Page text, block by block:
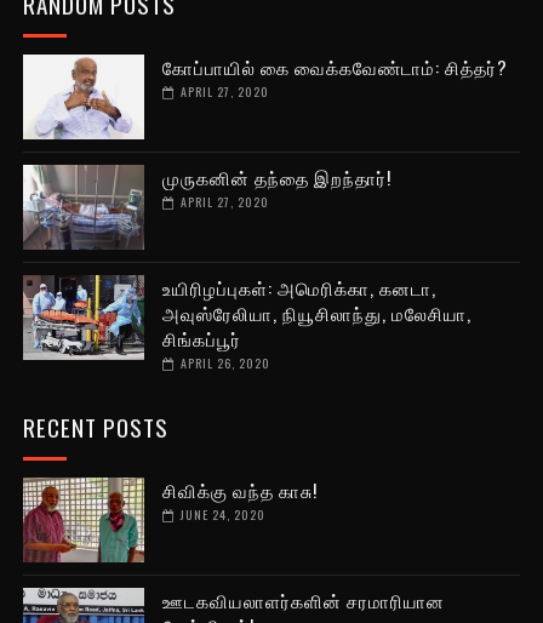
கோப்பாயில் கை வைக்கவேண்டாம்: சித்தர்?
APRIL 27, 2020
முருகனின் தந்தை இறந்தார்!
APRIL 27, 2020
உயிரிழப்புகள்: அமெரிக்கா, கனடா,
அவுஸ்ரேலியா, நியூசிலாந்து, மலேசியா,
சிங்கப்பூர்
APRIL 26, 2020
RECENT POSTS
சிவிக்கு வந்த காசு!
JUNE 24, 2020
ஊடகவியலாளர்களின் சரமாரியான